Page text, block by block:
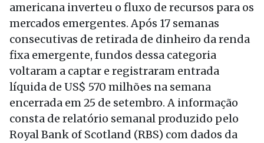
americana inverteu o fluxo de recursos para os
mercados emergentes. Após 17 semanas
consecutivas de retirada de dinheiro da renda
fixa emergente, fundos dessa categoria
voltaram a captar e registraram entrada
líquida de US$ 570 milhões na semana
encerrada em 25 de setembro. A informação
consta de relatório semanal produzido pelo
Royal Bank of Scotland (RBS) com dados da